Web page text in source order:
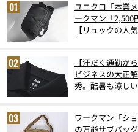
ユニクロ「本業
ークマン「
【リュックの人
【汗だく通勤か
ビジネスの大正
秀。酷暑も涼し
ワークマン「シ
の万能サブバッ